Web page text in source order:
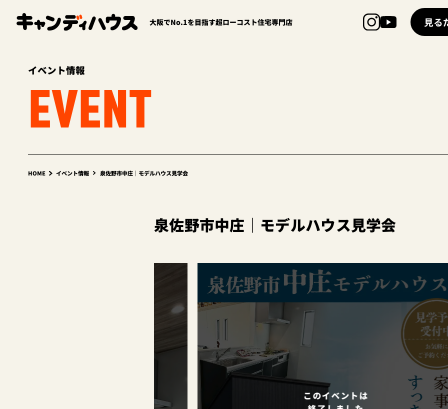
大阪でNo.1を目指す超ローコスト住宅専門店 見る
イベント情報
EVENT
HOME イベント情報 泉佐野市中庄｜モデルハウス見学会
泉佐野市中庄｜モデルハウス見学会
このイベントは